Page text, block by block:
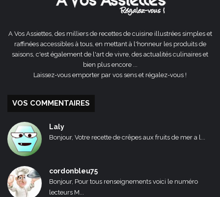
A Vos Assiettes, des milliers de recettes de cuisine illustrées simples et
raffinées accessibles à tous, en mettant à l'honneur les produits de
saisons, c'est également de l'art de vivre, des actualités culinaires et
bien plus encore ...
Laissez-vous emporter par vos sens et régalez-vous !
VOS COMMENTAIRES
Laly
Bonjour, Votre recette de crêpes aux fruits de mer a l...
cordonbleu75
Bonjour, Pour tous renseignements voici le numéro
lecteurs M...